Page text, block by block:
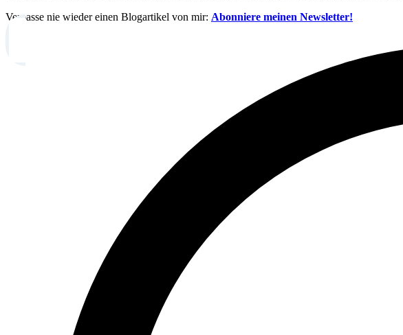
Verpasse nie wieder einen Blogartikel von mir: Abonniere meinen Newsletter!